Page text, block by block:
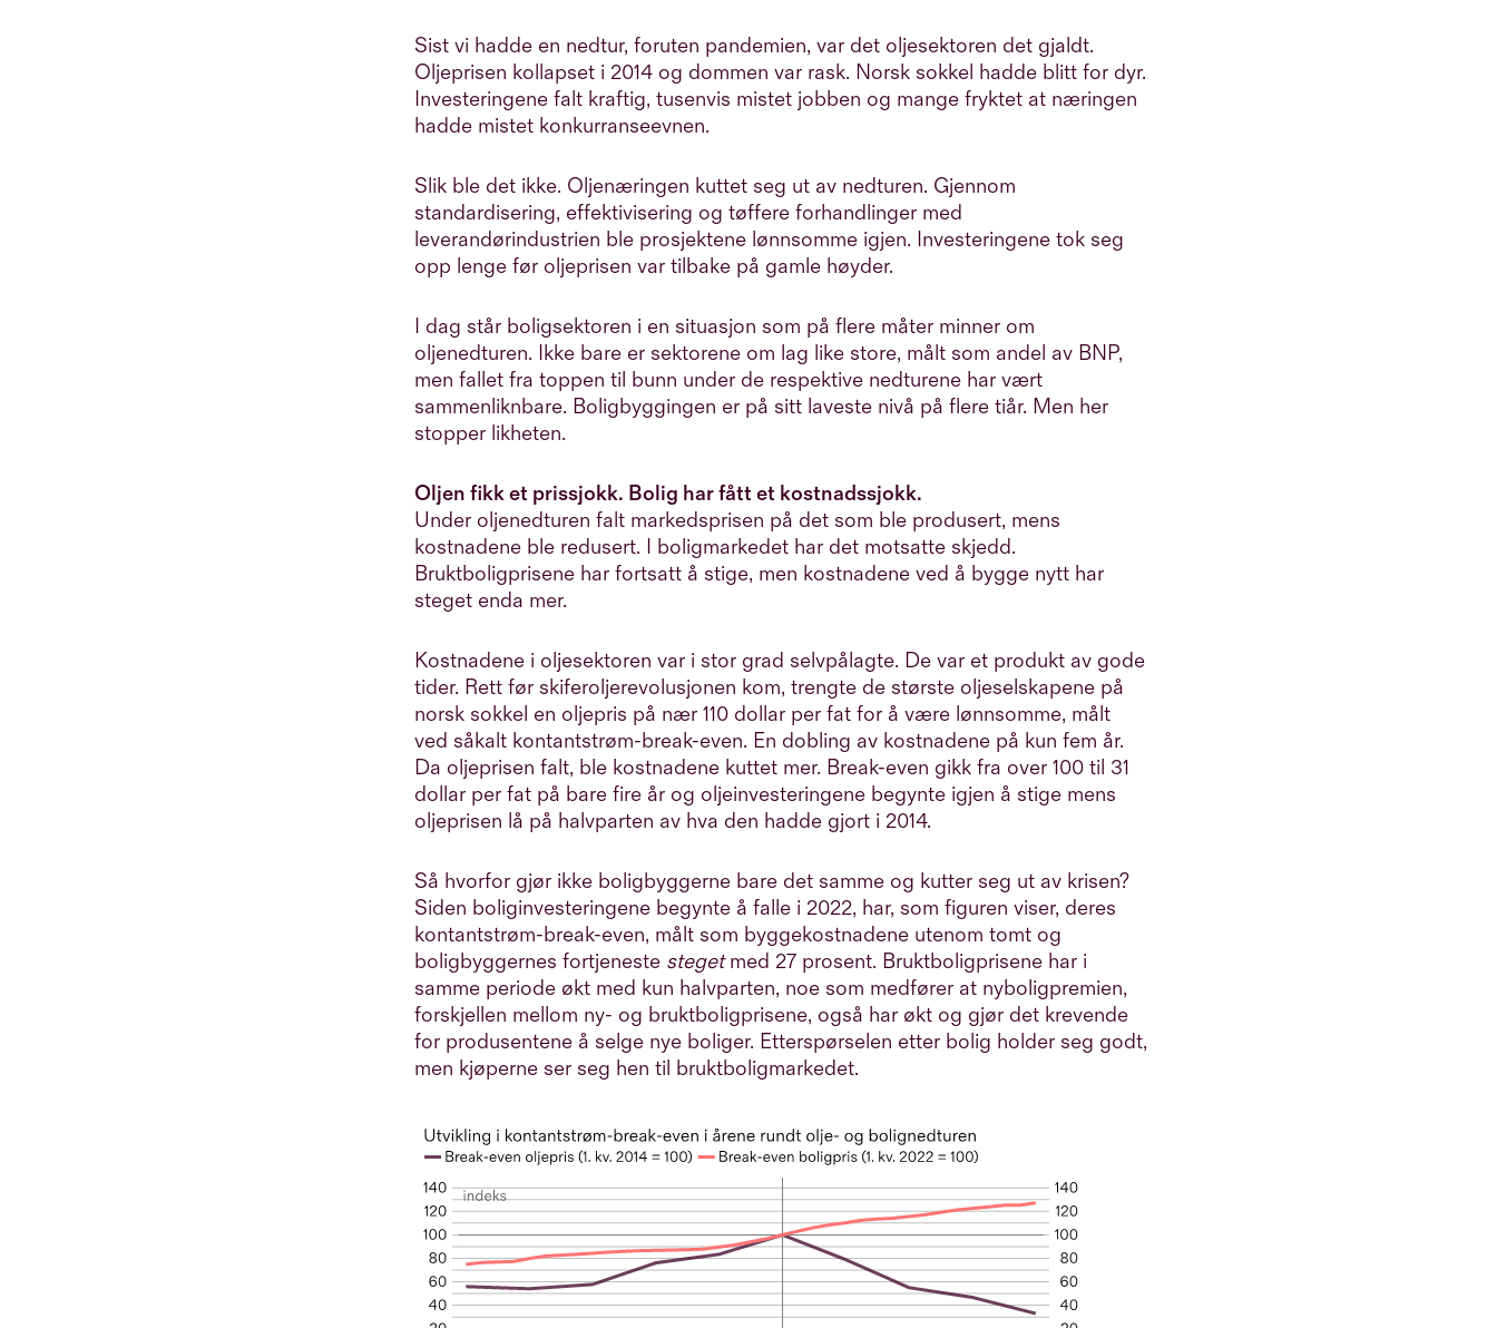
Sist vi hadde en nedtur, foruten pandemien, var det oljesektoren det gjaldt.
Oljeprisen kollapset i 2014 og dommen var rask. Norsk sokkel hadde blitt for dyr.
Investeringene falt kraftig, tusenvis mistet jobben og mange fryktet at næringen
hadde mistet konkurranseevnen.
Slik ble det ikke. Oljenæringen kuttet seg ut av nedturen. Gjennom
standardisering, effektivisering og tøffere forhandlinger med
leverandørindustrien ble prosjektene lønnsomme igjen. Investeringene tok seg
opp lenge før oljeprisen var tilbake på gamle høyder.
I dag står boligsektoren i en situasjon som på flere måter minner om
oljenedturen. Ikke bare er sektorene om lag like store, målt som andel av BNP,
men fallet fra toppen til bunn under de respektive nedturene har vært
sammenliknbare. Boligbyggingen er på sitt laveste nivå på flere tiår. Men her
stopper likheten.
Oljen fikk et prissjokk. Bolig har fått et kostnadssjokk.
Under oljenedturen falt markedsprisen på det som ble produsert, mens
kostnadene ble redusert. I boligmarkedet har det motsatte skjedd.
Bruktboligprisene har fortsatt å stige, men kostnadene ved å bygge nytt har
steget enda mer.
Kostnadene i oljesektoren var i stor grad selvpålagte. De var et produkt av gode
tider. Rett før skiferoljerevolusjonen kom, trengte de største oljeselskapene på
norsk sokkel en oljepris på nær 110 dollar per fat for å være lønnsomme, målt
ved såkalt kontantstrøm-break-even. En dobling av kostnadene på kun fem år.
Da oljeprisen falt, ble kostnadene kuttet mer. Break-even gikk fra over 100 til 31
dollar per fat på bare fire år og oljeinvesteringene begynte igjen å stige mens
oljeprisen lå på halvparten av hva den hadde gjort i 2014.
Så hvorfor gjør ikke boligbyggerne bare det samme og kutter seg ut av krisen?
Siden boliginvesteringene begynte å falle i 2022, har, som figuren viser, deres
kontantstrøm-break-even, målt som byggekostnadene utenom tomt og
boligbyggernes fortjeneste stegetmed 27 prosent. Bruktboligprisene har i
samme periode økt med kun halvparten, noe som medfører at nyboligpremien,
forskjellen mellom ny- og bruktboligprisene, også har økt og gjør det krevende
for produsentene å selge nye boliger. Etterspørselen etter bolig holder seg godt,
men kjøperne ser seg hen til bruktboligmarkedet.